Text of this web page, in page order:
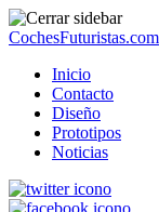
CochesFuturistas.com
Inicio
Contacto
Diseño
Prototipos
Noticias